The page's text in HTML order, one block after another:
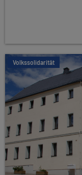
Volkssolidarität